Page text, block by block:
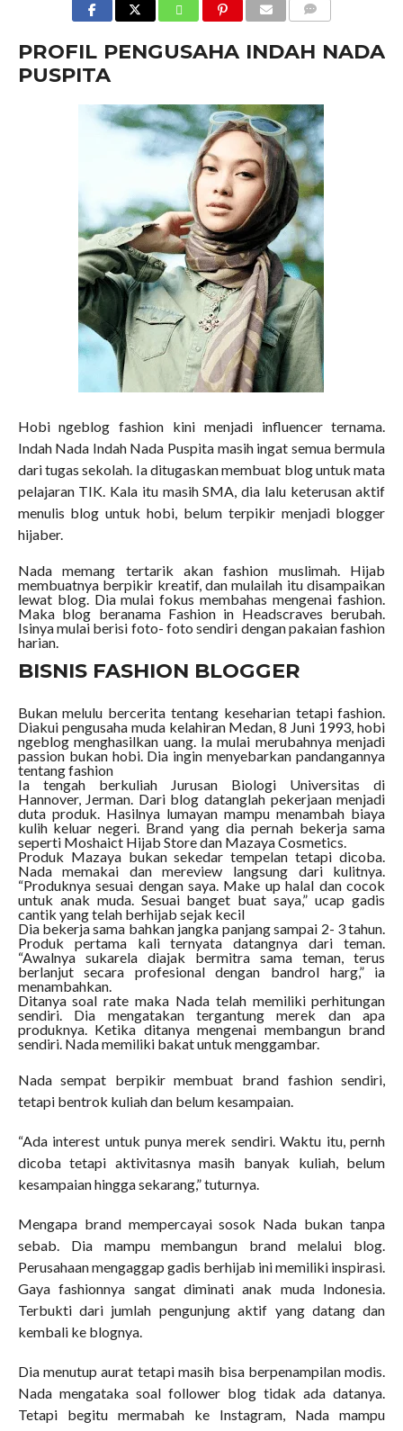
PROFIL PENGUSAHA INDAH NADA
PUSPITA
Hobi ngeblog fashion kini menjadi influencer ternama.
Indah Nada Indah Nada Puspita masih ingat semua bermula
dari tugas sekolah. Ia ditugaskan membuat blog untuk mata
pelajaran TIK. Kala itu masih SMA, dia lalu keterusan aktif
menulis blog untuk hobi, belum terpikir menjadi blogger
hijaber.
Nada memang tertarik akan fashion muslimah. Hijab
membuatnya berpikir kreatif, dan mulailah itu disampaikan
lewat blog. Dia mulai fokus membahas mengenai fashion.
Maka blog beranama Fashion in Headscraves berubah.
Isinya mulai berisi foto- foto sendiri dengan pakaian fashion
harian.
BISNIS FASHION BLOGGER
Bukan melulu bercerita tentang keseharian tetapi fashion.
Diakui pengusaha muda kelahiran Medan, 8 Juni 1993, hobi
ngeblog menghasilkan uang. Ia mulai merubahnya menjadi
passion bukan hobi. Dia ingin menyebarkan pandangannya
tentang fashion
Ia tengah berkuliah Jurusan Biologi Universitas di
Hannover, Jerman. Dari blog datanglah pekerjaan menjadi
duta produk. Hasilnya lumayan mampu menambah biaya
kulih keluar negeri. Brand yang dia pernah bekerja sama
seperti Moshaict Hijab Store dan Mazaya Cosmetics.
Produk Mazaya bukan sekedar tempelan tetapi dicoba.
Nada memakai dan mereview langsung dari kulitnya.
“Produknya sesuai dengan saya. Make up halal dan cocok
untuk anak muda. Sesuai banget buat saya,” ucap gadis
cantik yang telah berhijab sejak kecil
Dia bekerja sama bahkan jangka panjang sampai 2- 3 tahun.
Produk pertama kali ternyata datangnya dari teman.
“Awalnya sukarela diajak bermitra sama teman, terus
berlanjut secara profesional dengan bandrol harg,” ia
menambahkan.
Ditanya soal rate maka Nada telah memiliki perhitungan
sendiri. Dia mengatakan tergantung merek dan apa
produknya. Ketika ditanya mengenai membangun brand
sendiri. Nada memiliki bakat untuk menggambar.
Nada sempat berpikir membuat brand fashion sendiri,
tetapi bentrok kuliah dan belum kesampaian.
“Ada interest untuk punya merek sendiri. Waktu itu, pernh
dicoba tetapi aktivitasnya masih banyak kuliah, belum
kesampaian hingga sekarang,” tuturnya.
Mengapa brand mempercayai sosok Nada bukan tanpa
sebab. Dia mampu membangun brand melalui blog.
Perusahaan mengaggap gadis berhijab ini memiliki inspirasi.
Gaya fashionnya sangat diminati anak muda Indonesia.
Terbukti dari jumlah pengunjung aktif yang datang dan
kembali ke blognya.
Dia menutup aurat tetapi masih bisa berpenampilan modis.
Nada mengataka soal follower blog tidak ada datanya.
Tetapi begitu mermabah ke Instagram, Nada mampu